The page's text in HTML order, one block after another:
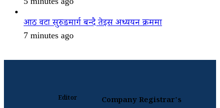
आठ वटा सुरुङमार्ग बन्दै तेइस अध्ययन क्रममा
7 minutes ago
Editor Company Registrar's